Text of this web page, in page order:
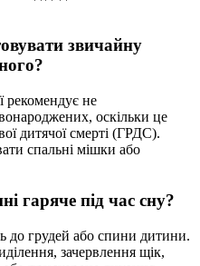
звичайну
рекомендує не
оскільки це
дитячої смерті (ГРДС).
спальні мішки або
гаряче під час сну?
до грудей або спини дитини.
зачервлення щік,